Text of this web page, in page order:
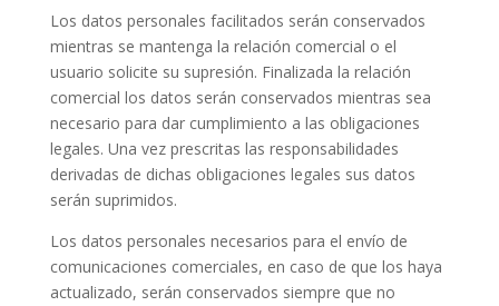
Los datos personales facilitados serán conservados
mientras se mantenga la relación comercial o el
usuario solicite su supresión. Finalizada la relación
comercial los datos serán conservados mientras sea
necesario para dar cumplimiento a las obligaciones
legales. Una vez prescritas las responsabilidades
derivadas de dichas obligaciones legales sus datos
serán suprimidos.
Los datos personales necesarios para el envío de
comunicaciones comerciales, en caso de que los haya
actualizado, serán conservados siempre que no